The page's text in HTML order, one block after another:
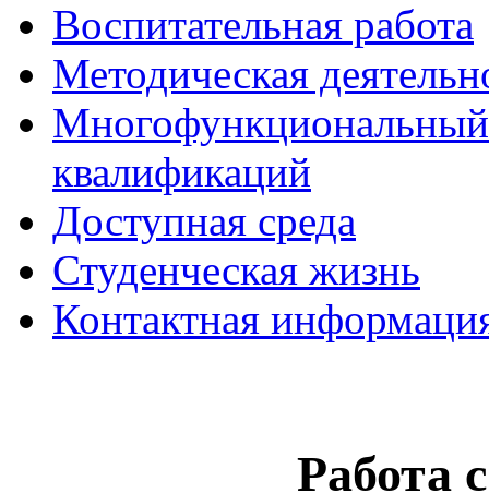
Воспитательная работа
Методическая
квалификаций
Доступная среда
Студенческая жизнь
Контактная
Работа